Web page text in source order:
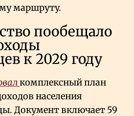
маршруту.
пообещало
к 2029 году
комплексный план
населения
Документ включает 59